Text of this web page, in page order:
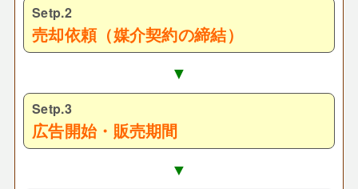
Setp.2
売却依頼（媒介契約の締結）
▼
Setp.3
広告開始・販売期間
▼